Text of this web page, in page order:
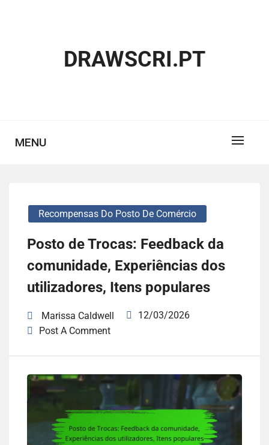
DRAWSCRI.PT
MENU
Recompensas Do Posto De Comércio
Posto de Trocas: Feedback da
comunidade, Experiências dos
utilizadores, Itens populares
Marissa Caldwell
12/03/2026
Post A Comment